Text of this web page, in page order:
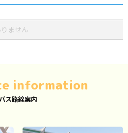
ません
information
ス路線案内